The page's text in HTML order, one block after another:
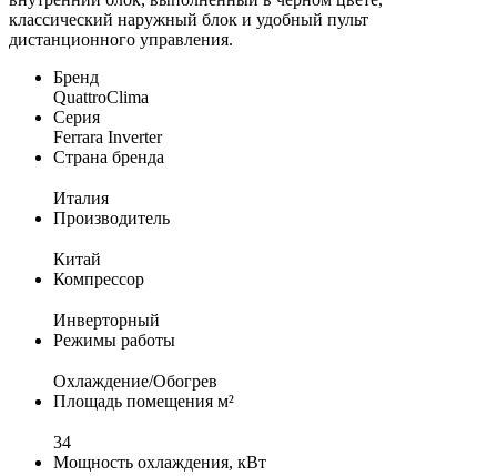
классический наружный блок и удобный пульт
дистанционного управления.
Бренд
QuattroClima
Серия
Ferrara Inverter
Страна бренда
Италия
Производитель
Китай
Компрессор
Инверторный
Режимы работы
Охлаждение/Обогрев
Площадь помещения м²
34
Мощность охлаждения, кВт